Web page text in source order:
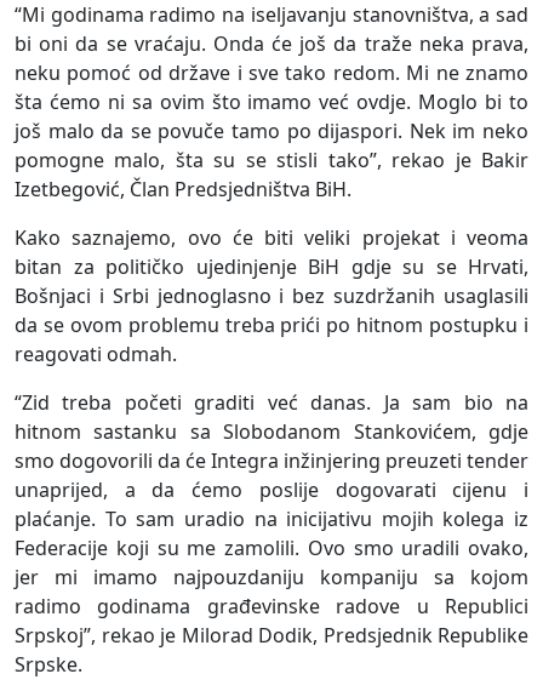
“Mi godinama radimo na iseljavanju stanovništva, a sad
bi oni da se vraćaju. Onda će još da traže neka prava,
neku pomoć od države i sve tako redom. Mi ne znamo
šta ćemo ni sa ovim što imamo već ovdje. Moglo bi to
još malo da se povuče tamo po dijaspori. Nek im neko
pomogne malo, šta su se stisli tako”, rekao je Bakir
Izetbegović, Član Predsjedništva BiH.
Kako saznajemo, ovo će biti veliki projekat i veoma
bitan za političko ujedinjenje BiH gdje su se Hrvati,
Bošnjaci i Srbi jednoglasno i bez suzdržanih usaglasili
da se ovom problemu treba prići po hitnom postupku i
reagovati odmah.
“Zid treba početi graditi već danas. Ja sam bio na
hitnom sastanku sa Slobodanom Stankovićem, gdje
smo dogovorili da će Integra inžinjering preuzeti tender
unaprijed, a da ćemo poslije dogovarati cijenu i
plaćanje. To sam uradio na inicijativu mojih kolega iz
Federacije koji su me zamolili. Ovo smo uradili ovako,
jer mi imamo najpouzdaniju kompaniju sa kojom
radimo godinama građevinske radove u Republici
Srpskoj”, rekao je Milorad Dodik, Predsjednik Republike
Srpske.